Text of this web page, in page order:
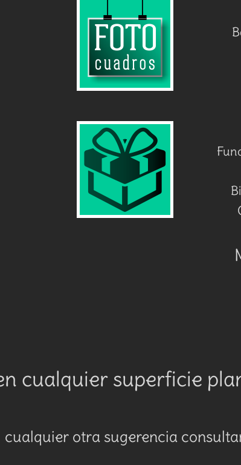
cualquier superficie
cualquier otra sugerencia